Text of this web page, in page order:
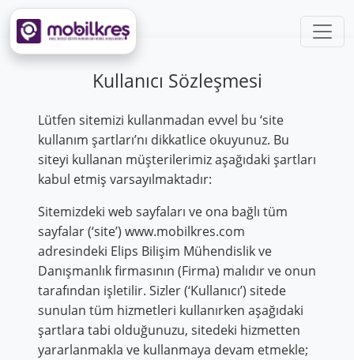
Kullanıcı Sözleşmesi
Lütfen sitemizi kullanmadan evvel bu ‘site
kullanım şartları’nı dikkatlice okuyunuz. Bu
siteyi kullanan müşterilerimiz aşağıdaki şartları
kabul etmiş varsayılmaktadır:
Sitemizdeki web sayfaları ve ona bağlı tüm
sayfalar (‘site’) www.mobilkres.com
adresindeki Elips Bilişim Mühendislik ve
Danışmanlık firmasının (Firma) malıdır ve onun
tarafından işletilir. Sizler (‘Kullanıcı’) sitede
sunulan tüm hizmetleri kullanırken aşağıdaki
şartlara tabi olduğunuzu, sitedeki hizmetten
yararlanmakla ve kullanmaya devam etmekle;